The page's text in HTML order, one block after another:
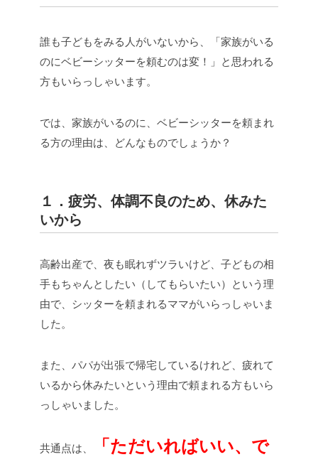
誰も子どもをみる人がいないから、「家族がいる
のにベビーシッターを頼むのは変！」と思われる
方もいらっしゃいます。
では、家族がいるのに、ベビーシッターを頼まれ
る方の理由は、どんなものでしょうか？
１．疲労、体調不良のため、休みた
いから
高齢出産で、夜も眠れずツラいけど、子どもの相
手もちゃんとしたい（してもらいたい）という理
由で、シッターを頼まれるママがいらっしゃいま
した。
また、パパが出張で帰宅しているけれど、疲れて
いるから休みたいという理由で頼まれる方もいら
っしゃいました。
共通点は、
「ただいればいい、で